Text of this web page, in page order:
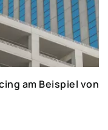
am Beispiel von